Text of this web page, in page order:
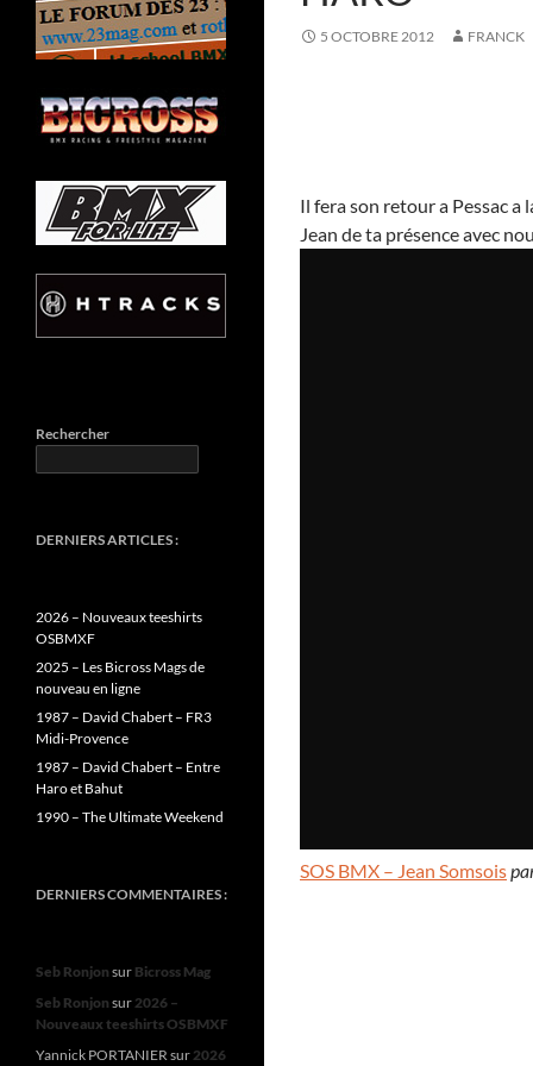
5 OCTOBRE 2012 FRANCK
Il fera son retour a Pessac
Jean de ta présence avec
SOS BMX – Jean Somsois
Rechercher
DERNIERS ARTICLES :
2026 – Nouveaux teeshirts
OSBMXF
2025 – Les Bicross Mags de
nouveau en ligne
1987 – David Chabert – FR3
Midi-Provence
1987 – David Chabert – Entre
Haro et Bahut
1990 – The Ultimate Weekend
DERNIERS COMMENTAIRES :
Seb Ronjon sur Bicross Mag
Seb Ronjon sur2026 –
Nouveaux teeshirts OSBMXF
Yannick PORTANIERsur2026